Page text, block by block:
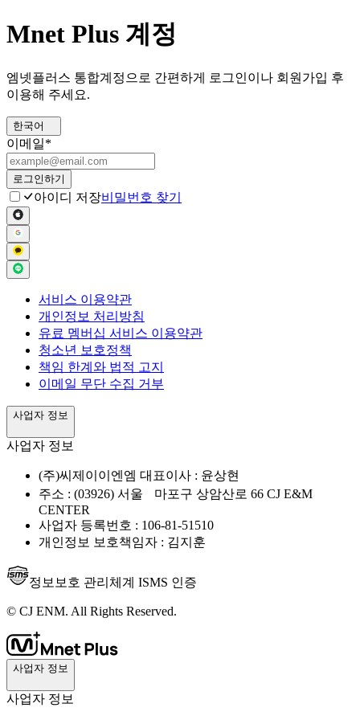
Mnet Plus 계정
엠넷플러스 통합계정으로 간편하게 로그인이나 회원가입 후
이용해 주세요.
한국어
이메일*
로그인하기
아이디 저장비밀번호 찾기
서비스 이용약관
개인정보 처리방침
유료 멤버십 서비스 이용약관
청소년 보호정책
책임 한계와 법적 고지
이메일 무단 수집 거부
사업자 정보
사업자 정보
(주)씨제이이엔엠 대표이사 : 윤상현
주소 : (03926) 서울 마포구 상암산로 66 CJ E&M
CENTER
사업자 등록번호 : 106-81-51510
개인정보 보호책임자 : 김지훈
정보보호 관리체계 ISMS 인증
© CJ ENM. All Rights Reserved.
사업자 정보
사업자 정보